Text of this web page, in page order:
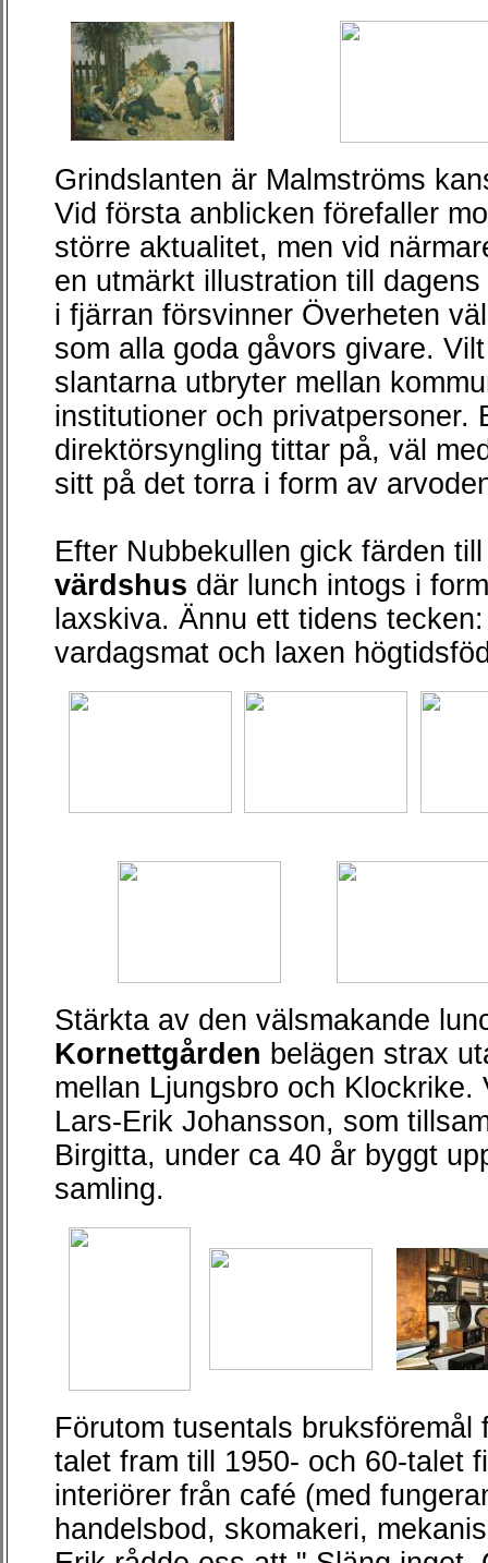
Grindslanten är Malmströms
Vid första anblicken förefaller
större aktualitet, men vid
en utmärkt illustration till
i fjärran försvinner Överheten
som alla goda gåvors givare.
slantarna utbryter mellan
institutioner och privatpersoner.
direktörsyngling tittar på, väl
sitt på det torra i form av
Efter Nubbekullen gick färden
värdshus där lunch intogs i
laxskiva. Ännu ett tidens
vardagsmat och laxen
Stärkta av den välsmakande
Kornettgården belägen strax
mellan Ljungsbro och Klockrike.
Lars-Erik Johansson, som
Birgitta, under ca 40 år byggt
samling.
Förutom tusentals bruksföremål
talet fram till 1950- och 60-talet
interiörer från café (med
handelsbod, skomakeri,